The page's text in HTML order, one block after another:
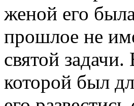
женой его
прошлое не
святой
которой был